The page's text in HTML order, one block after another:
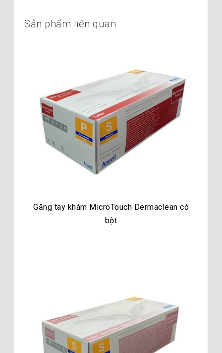
Sản phẩm liên quan
Găng tay khám MicroTouch Dermaclean có
bột